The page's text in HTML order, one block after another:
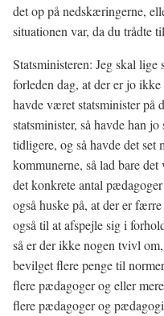
det op på nedskæringerne,
situationen var, da du trådte
Statsministeren: Jeg skal
forleden dag, at der er jo
havde været statsminister på
statsminister, så havde han
tidligere, og så havde det set
kommunerne, så lad bare
det konkrete antal
også huske på, at der er
også til at afspejle sig i
så er der ikke nogen tvivl
bevilget flere penge til
flere pædagoger og eller
flere pædagoger og